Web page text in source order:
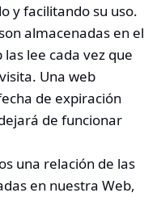
y facilitando su uso.
almacenadas en el
lee cada vez que
Una web
de expiración
de funcionar
una relación de las
en nuestra Web,